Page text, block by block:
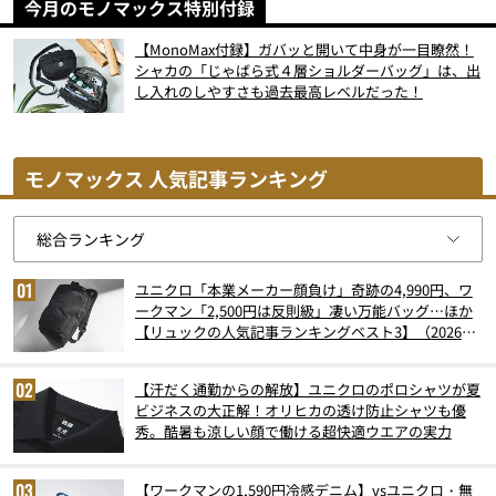
今月のモノマックス特別付録
【MonoMax付録】ガバッと開いて中身が一目瞭然！
シャカの「じゃばら式４層ショルダーバッグ」は、出
し入れのしやすさも過去最高レベルだった！
モノマックス 人気記事ランキング
ユニクロ「本業メーカー顔負け」奇跡の4,990円、ワ
ークマン「2,500円は反則級」凄い万能バッグ…ほか
【リュックの人気記事ランキングベスト3】（2026年
【汗だく通勤からの解放】ユニクロのポロシャツが夏
ビジネスの大正解！オリヒカの透け防止シャツも優
秀。酷暑も涼しい顔で働ける超快適ウエアの実力
【ワークマンの1,590円冷感デニム】vsユニクロ・無